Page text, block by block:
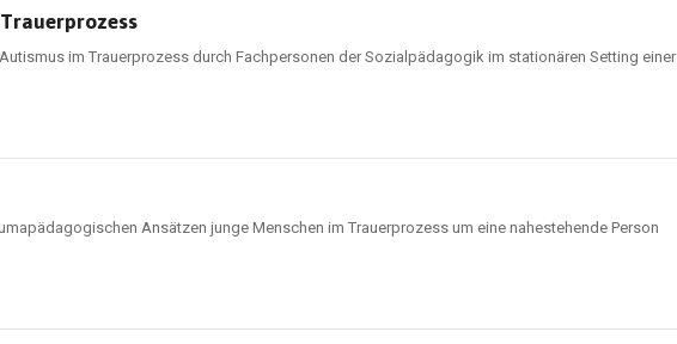
im Trauerprozess durch Fachpersonen der Sozialpädagogik im stationären Setting einer
Ansätzen junge Menschen im Trauerprozess um eine nahestehende Person